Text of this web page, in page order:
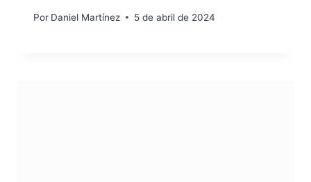
Por Daniel Martínez 5 de abril de 2024